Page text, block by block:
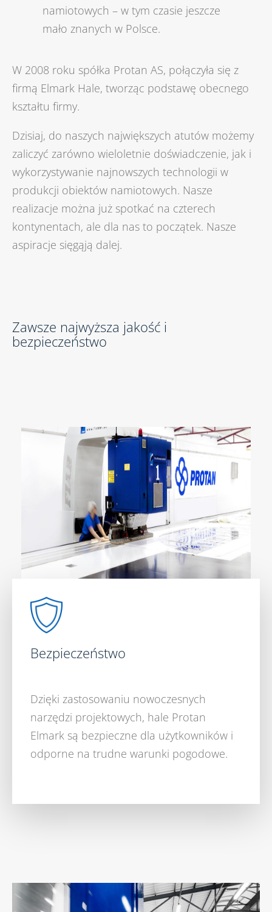
namiotowych – w tym czasie jeszcze
mało znanych w Polsce.
W 2008 roku spółka Protan AS, połączyła się z
firmą Elmark Hale, tworząc podstawę obecnego
kształtu firmy.
Dzisiaj, do naszych największych atutów możemy
zaliczyć zarówno wieloletnie doświadczenie, jak i
wykorzystywanie najnowszych technologii w
produkcji obiektów namiotowych. Nasze
realizacje można już spotkać na czterech
kontynentach, ale dla nas to początek. Nasze
aspiracje sięgąją dalej.
Zawsze najwyższa jakość i
bezpieczeństwo
Bezpieczeństwo
Dzięki zastosowaniu nowoczesnych
narzędzi projektowych, hale Protan
Elmark są bezpieczne dla użytkowników i
odporne na trudne warunki pogodowe.